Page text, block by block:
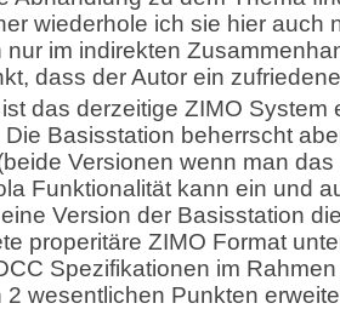
wiederhole ich sie hier auch
nur im indirekten
dass der Autor ein
das derzeitige ZIMO System
Basisstation beherrscht
Versionen wenn man
Funktionalität kann ein und
Version der Basisstation
properitäre ZIMO Format
Spezifikationen im
2 wesentlichen Punkten